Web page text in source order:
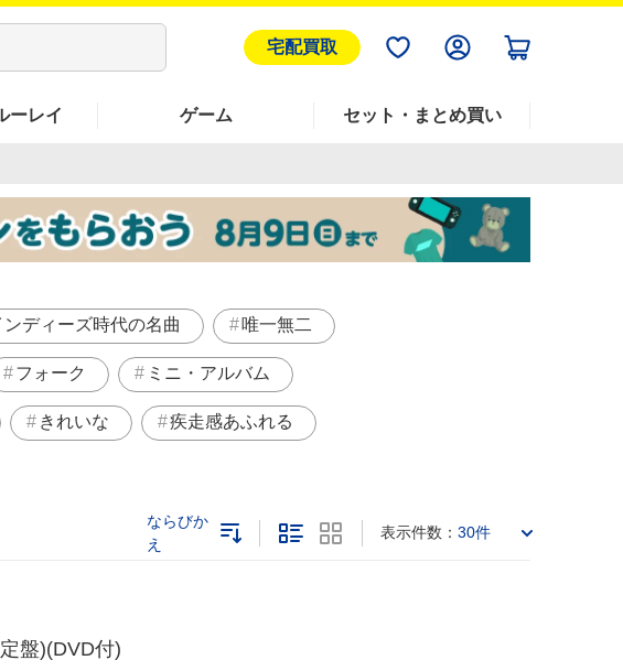
宅配買取
ーレイ ゲーム セット・まとめ買い
ンディーズ時代の名曲 唯一無二
フォーク ミニ・アルバム
きれいな 疾走感あふれる
ならびか
え
表示件数： 30件
盤)(DVD付)